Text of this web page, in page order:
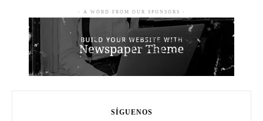
- A WORD FROM OUR SPONSORS -
SÍGUENOS